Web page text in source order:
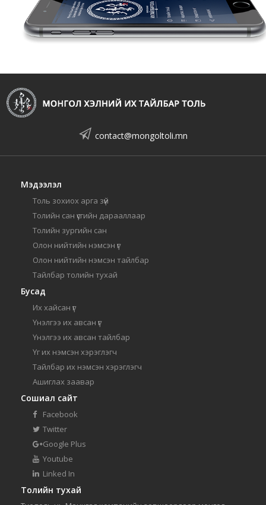
contact@mongoltoli.mn
Мэдээлэл
Толь зохиох арга зүй
Толийн сан үсгийн дарааллаар
Толийн зургийн сан
Олон нийтийн нэмсэн үг
Олон нийтийн нэмсэн тайлбар
Тайлбар толийн тухай
Бусад
Их хайсан үг
Үнэлгээ их авсан үг
Үнэлгээ их авсан тайлбар
Үг их нэмсэн хэрэглэгч
Тайлбар их нэмсэн хэрэглэгч
Ашиглах заавар
Сошиал сайт
Facebook
Twitter
Google Plus
Youtube
Linked In
Толийн тухай